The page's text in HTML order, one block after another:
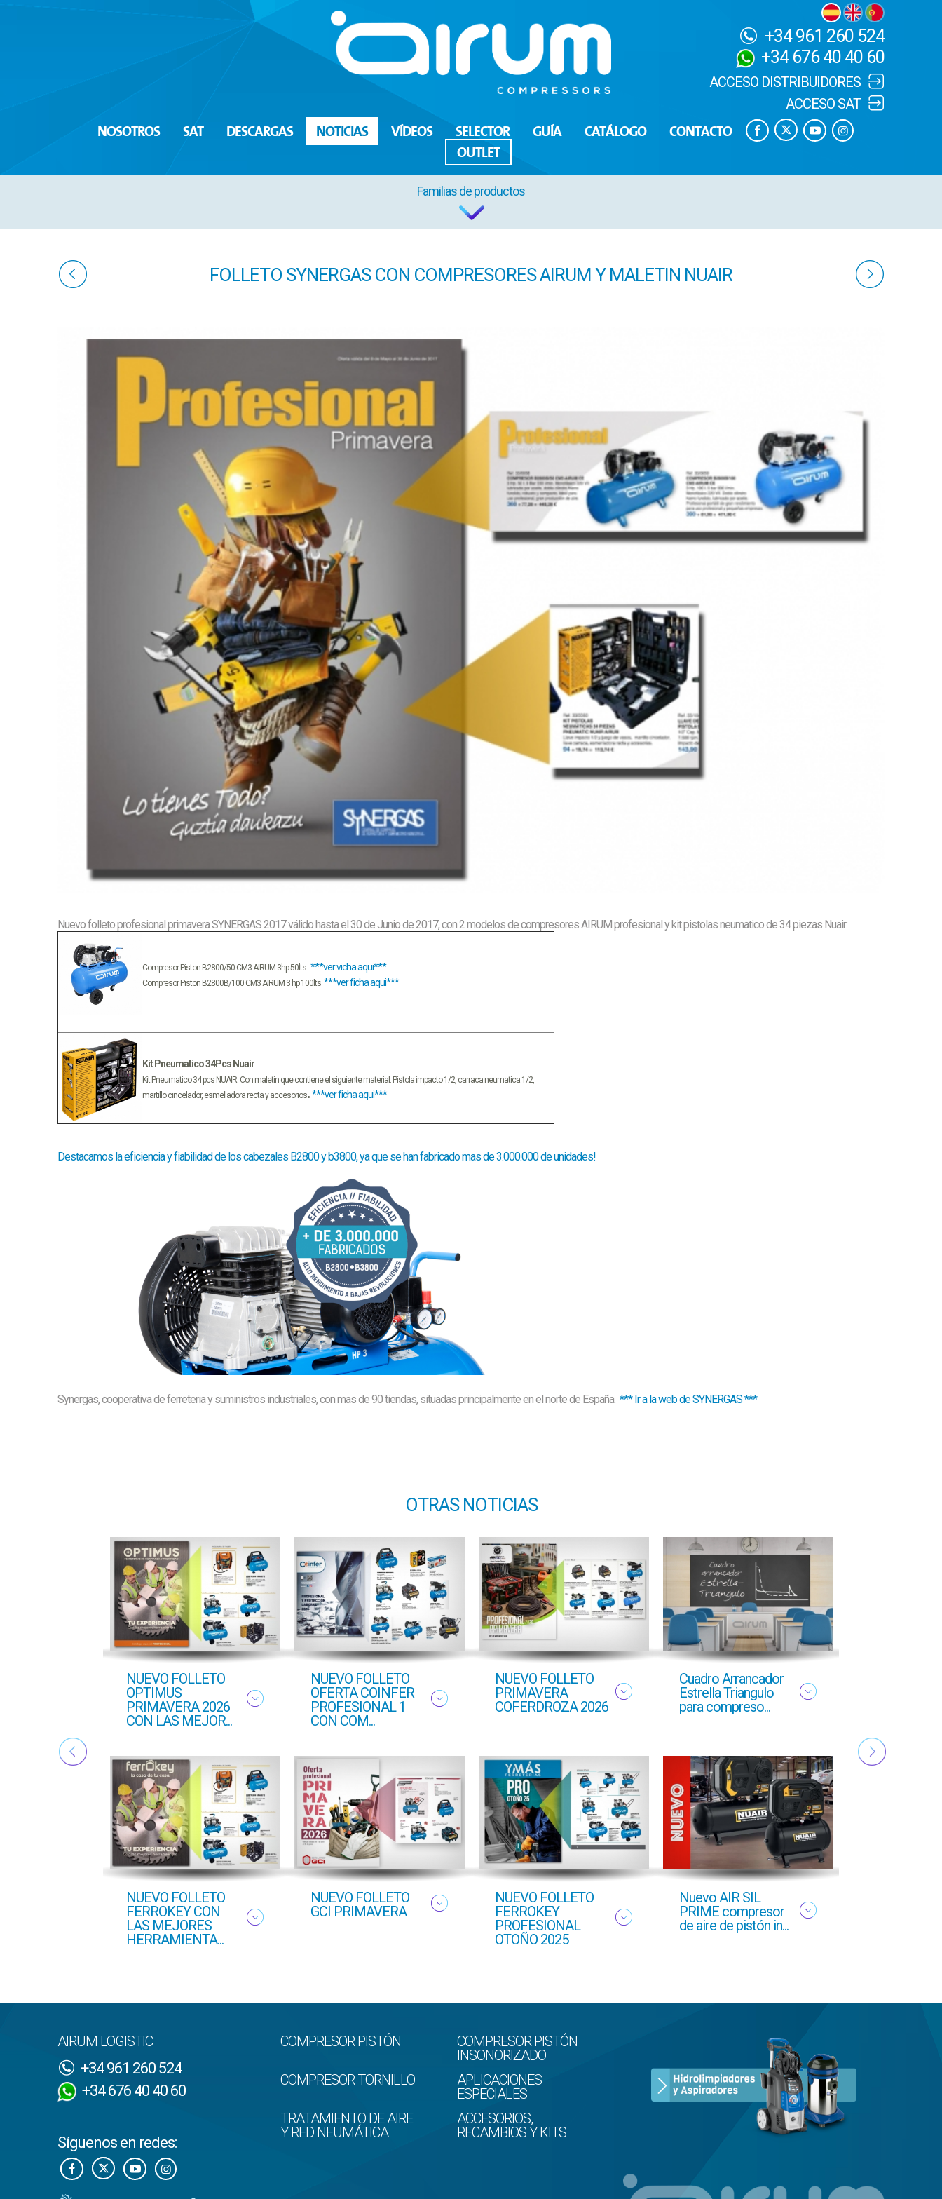
+34 961 260 524
+34 676 40 40 60
ACCESO DISTRIBUIDORES
ACCESO SAT
NOSOTROS SAT DESCARGAS NOTICIAS VÍDEOS SELECTOR GUÍA CATÁLOGO
CONTACTO
OUTLET
Familias de productos
FOLLETO SYNERGAS CON COMPRESORES AIRUM Y MALETIN NUAIR
Nuevo folleto profesional primavera SYNERGAS 2017 válido hasta el 30 de Junio de 2017, con 2 modelos de compresores AIRUM profesional y kit pistolas neumatico de 34 piezas Nuair:
Compresor Piston B2800/50 CM3 AIRUM 3hp 50lts ***ver vicha aqui***
Compresor Piston B2800B/100 CM3 AIRUM 3 hp 100lts ***ver ficha aqui***
Kit Pneumatico 34Pcs Nuair
Kit Pneumatico 34 pcs NUAIR: Con maletin que contiene el siguiente material: Pistola impacto 1/2, carraca neumatica 1/2,
martillo cincelador, esmelladora recta y accesorios.***ver ficha aqui***
Destacamos la eficiencia y fiabilidad de los cabezales B2800 y b3800, ya que se han fabricado mas de 3.000.000 de unidades!
Synergas, cooperativa de ferreteria y suministros industriales, con mas de 90 tiendas, situadas principalmente en el norte de España. *** Ir a la web de SYNERGAS ***
OTRAS NOTICIAS
NUEVO FOLLETO
OPTIMUS
PRIMAVERA 2026
CON LAS MEJOR...
NUEVO FOLLETO
FERROKEY CON
LAS MEJORES
HERRAMIENTA...
NUEVO FOLLETO
OFERTA COINFER
PROFESIONAL 1
CON COM...
NUEVO FOLLETO
GCI PRIMAVERA
NUEVO FOLLETO
PRIMAVERA
COFERDROZA 2026
NUEVO FOLLETO
FERROKEY
PROFESIONAL
OTOÑO 2025
Cuadro Arrancador
Estrella Triangulo
para compreso...
Nuevo AIR SIL
PRIME compresor
de aire de pistón in...
AIRUM LOGISTIC
+34 961 260 524
+34 676 40 40 60
Síguenos en redes:
COMPRESOR PISTÓN
COMPRESOR PISTÓN
INSONORIZADO
COMPRESOR TORNILLO
APLICACIONES
ESPECIALES
TRATAMIENTO DE AIRE
Y RED NEUMÁTICA
ACCESORIOS,
RECAMBIOS Y KITS